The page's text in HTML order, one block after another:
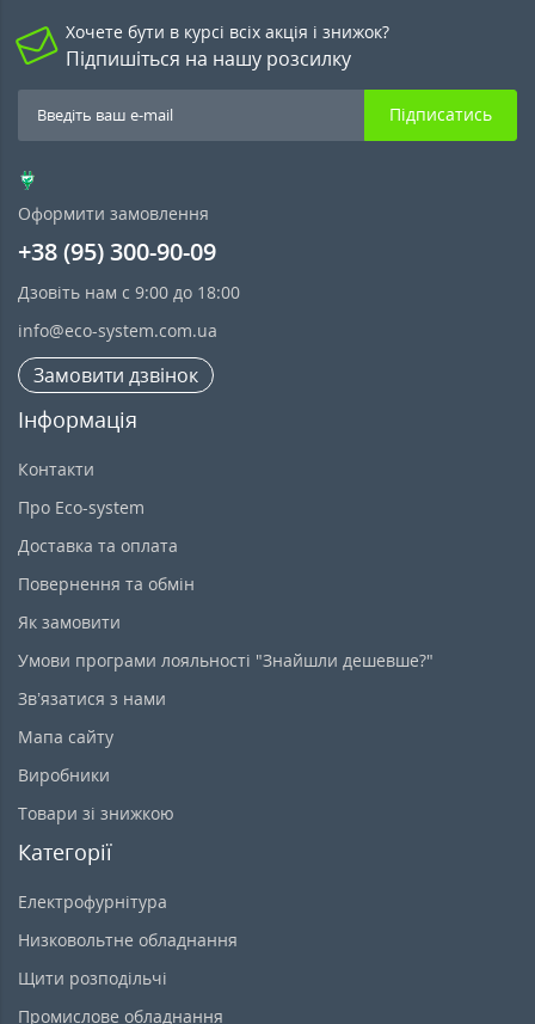
Хочете бути в курсі всіх акція і знижок?
Підпишіться на нашу розсилку
Підписатись
Оформити замовлення
+38 (95) 300-90-09
Дзовіть нам с 9:00 до 18:00
info@eco-system.com.ua
Замовити дзвінок
Інформація
Контакти
Про Eco-system
Доставка та оплата
Повернення та обмін
Як замовити
Умови програми лояльності "Знайшли дешевше?"
Зв’язатися з нами
Мапа сайту
Виробники
Товари зі знижкою
Категорії
Електрофурнітура
Низковольтне обладнання
Щити розподільчі
Промислове обладнання